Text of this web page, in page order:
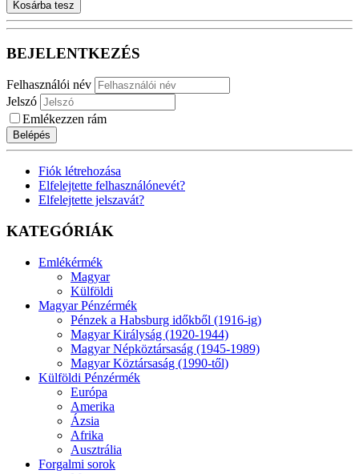
BEJELENTKEZÉS
Felhasználói név
Jelszó
Emlékezzen rám
Belépés
Fiók létrehozása
Elfelejtette felhasználónevét?
Elfelejtette jelszavát?
KATEGÓRIÁK
Emlékérmék
Magyar
Külföldi
Magyar Pénzérmék
Pénzek a Habsburg időkből (1916-ig)
Magyar Királyság (1920-1944)
Magyar Népköztársaság (1945-1989)
Magyar Köztársaság (1990-től)
Külföldi Pénzérmék
Európa
Amerika
Ázsia
Afrika
Ausztrália
Forgalmi sorok